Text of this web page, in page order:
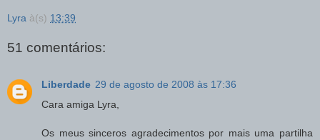
Lyra à(s) 13:39
51 comentários:
Liberdade 29 de agosto de 2008 às 17:36
Cara amiga Lyra,
Os meus sinceros agradecimentos por mais uma partilha